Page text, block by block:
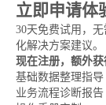
立即申请体
30天免费试用，
化解决方案建议。
现在注册，额外获
基础数据整理指导
业务流程诊断报告